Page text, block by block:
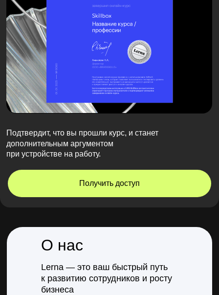
Получить доступ
Подтвердит, что вы прошли курс, и станет
дополнительным аргументом
при устройстве на работу.
О нас
Lerna — это ваш быстрый путь
к развитию сотрудников и росту
бизнеса